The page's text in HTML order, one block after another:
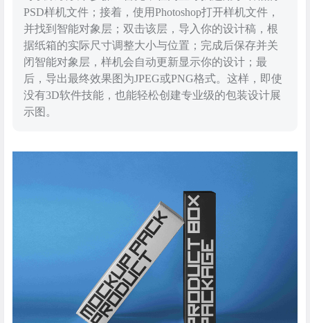
PSD样机文件；接着，使用Photoshop打开样机文件，
并找到智能对象层；双击该层，导入你的设计稿，根
据纸箱的实际尺寸调整大小与位置；完成后保存并关
闭智能对象层，样机会自动更新显示你的设计；最
后，导出最终效果图为JPEG或PNG格式。这样，即使
没有3D软件技能，也能轻松创建专业级的包装设计展
示图。